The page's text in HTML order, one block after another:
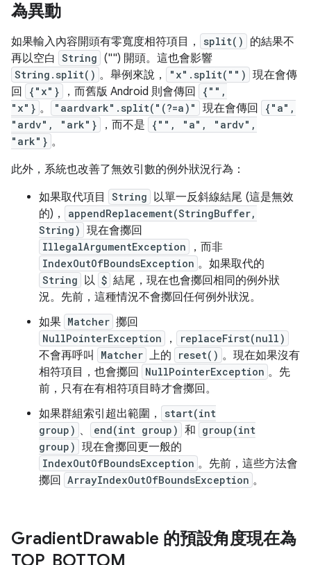
為異動
如果輸入內容開頭有零寬度相符項目， split()
的結果不
再以空白 String ("") 開頭。這也會影響
String.split() 。舉例來說， "x".split("") 現在會傳
回
{"x"} ，而舊版 Android 則會傳回
{"",
"x"} 。 "aardvark".split("(?=a)" 現在會傳回
{"a",
"ardv", "ark"}
，而不是
{"", "a", "ardv",
"ark"} 。
此外，系統也改善了無效引數的例外狀況行為：
如果取代項目
String 以單一反斜線結尾 (這是無效
的)，
appendReplacement(StringBuffer,
String) 現在會擲回
IllegalArgumentException ，而非
IndexOutOfBoundsException 。如果取代的
String 以 $ 結尾，現在也會擲回相同的例外狀
況。先前，這種情況不會擲回任何例外狀況。
如果 Matcher 擲回
NullPointerException ， replaceFirst(null)
不會再呼叫 Matcher 上的 reset() 。現在如果沒有
相符項目，也會擲回
NullPointerException 。先
前，只有在有相符項目時才會擲回。
如果群組索引超出範圍，
start(int
group) 、 end(int group) 和 group(int
group) 現在會擲回更一般的
IndexOutOfBoundsException 。先前，這些方法會
擲回
ArrayIndexOutOfBoundsException 。
GradientDrawable 的預設角度現在為
TOP_ BOTTOM